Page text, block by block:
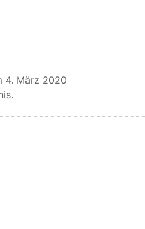
4. März 2020